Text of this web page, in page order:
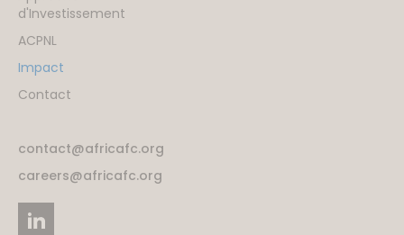
d'Investissement
ACPNL
Impact
Contact
contact@africafc.org
careers@africafc.org